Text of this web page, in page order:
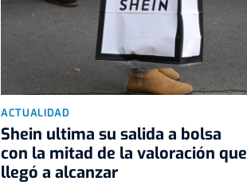
ACTUALIDAD
Shein ultima su salida a bolsa
con la mitad de la valoración que
llegó a alcanzar